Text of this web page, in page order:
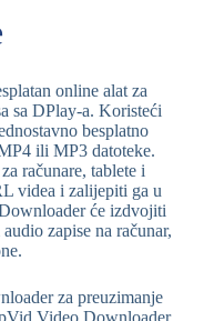
online alat za
sa DPlay-a. Koristeći
besplatno
ili MP3 datoteke.
računare, tablete i
videa i zalijepiti ga u
će izdvojiti
zapise na računar,
za preuzimanje
Video Downloader